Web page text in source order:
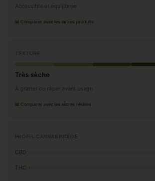
Accessible et équilibrée
📊 Comparer avec les autres produits
Très sèche
À gratter ou râper avant usage
📊 Comparer avec les autres résines
CBD
THC